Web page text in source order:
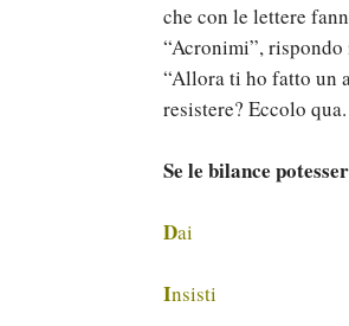
che con le lettere
“Acronimi”, rispondo
“Allora ti ho fatto un
resistere? Eccolo
Se le bilance
Dai
Insisti